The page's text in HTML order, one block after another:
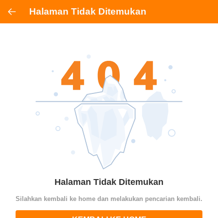
Halaman Tidak Ditemukan
Halaman Tidak Ditemukan
Silahkan kembali ke home dan melakukan pencarian kembali.